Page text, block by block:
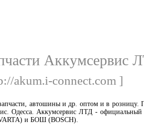
Аккумсервис
akum.i-connect.com ]
автошины и др. оптом и в розницу.
Одесса. Аккумсервис ЛТД - официальный
и БОШ (BOSCH).